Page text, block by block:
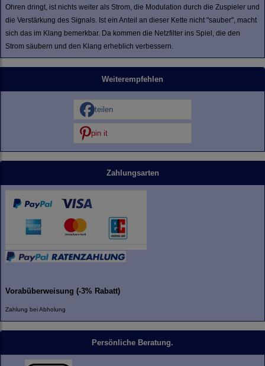
Ohren dringt, ist nichts weiter als Strom, die Modulation durch die Zuspieler und
die Verstärkung des Signals. Ist ein Anteil an dieser Kette nicht "sauber", macht
sich das im Klang bemerkbar. Da kommen die Netzfilter ins Spiel, die den
Strom säubern und den Klang erheblich verbessern.
Weiterempfehlen
teilen
pin it
Zahlungsarten
Vorabüberweisung (-3% Rabatt)
Zahlung bei Abholung
Persönliche Beratung.